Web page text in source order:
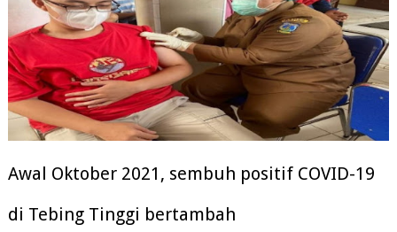
Awal Oktober 2021, sembuh positif COVID-19
di Tebing Tinggi bertambah